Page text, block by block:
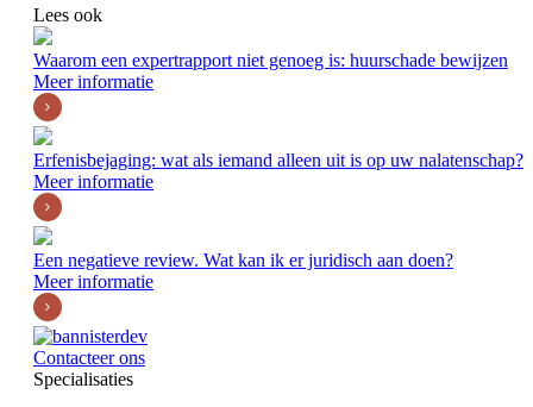
Lees ook
Waarom een expertrapport niet genoeg is: huurschade bewijzen
Meer informatie
Erfenisbejaging: wat als iemand alleen uit is op uw nalatenschap?
Meer informatie
Een negatieve review. Wat kan ik er juridisch aan doen?
Meer informatie
Contacteer ons
Specialisaties